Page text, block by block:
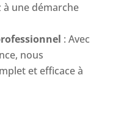
à une démarche
: Avec
nous
et efficace à